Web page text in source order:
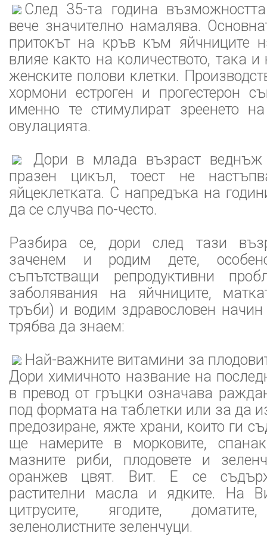
След 35-та година
вече значително намалява.
притокът на кръв към яйчниците
влияе както на количеството, така и
женските полови клетки.
хормони естроген и прогестерон
именно те стимулират зреенето
овулацията.
Дори в млада възраст
празен цикъл, тоест не
яйцеклетката. С напредъка на
да се случва по-често.
Разбира се, дори след тази
заченем и родим дете,
съпътстващи репродуктивни
заболявания на яйчниците,
тръби) и водим здравословен
трябва да знаем:
Най-важните витамини за
Дори химичното название на
в превод от гръцки означава
под формата на таблетки или за да
предозиране, яжте храни, които ги
ще намерите в морковите,
мазните риби, плодовете и
оранжев цвят. Вит. Е се
растителни масла и ядките. На
цитрусите, ягодите,
зеленолистните зеленчуци.